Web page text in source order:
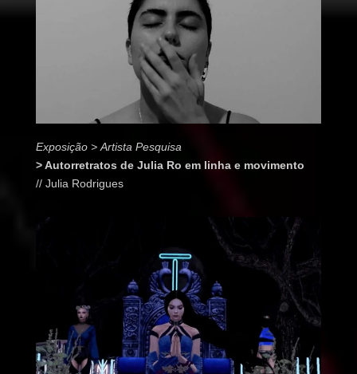
Exposição > Artista Pesquisa
> Autorretratos de Julia Ro em linha e movimento
// Julia Rodrigues